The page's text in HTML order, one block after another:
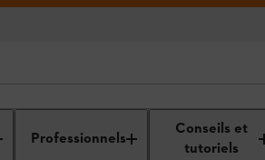
Professionnels
Conseils et
tutoriels
arbres
Taille des arbres
fruitiers